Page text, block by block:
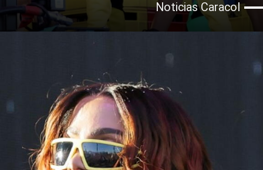
Noticias Caracol